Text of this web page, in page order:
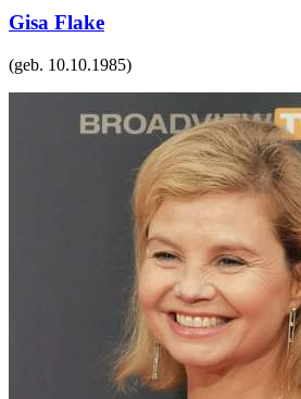
Gisa Flake
(geb. 10.10.1985)